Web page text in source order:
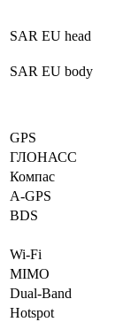
SAR EU head
SAR EU body
GPS
ГЛОНАСС
Компас
A-GPS
BDS
Wi-Fi
MIMO
Dual-Band
Hotspot